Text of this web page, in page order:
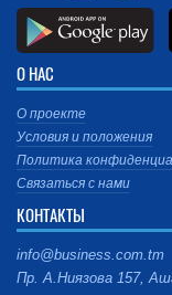
О НАС
О проекте
Условия и положения
Политика
Связаться с нами
КОНТАКТЫ
info@business.com.tm
Пр. А.Ниязова 157,